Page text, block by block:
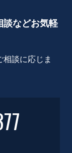
談などお気軽
談に応じま